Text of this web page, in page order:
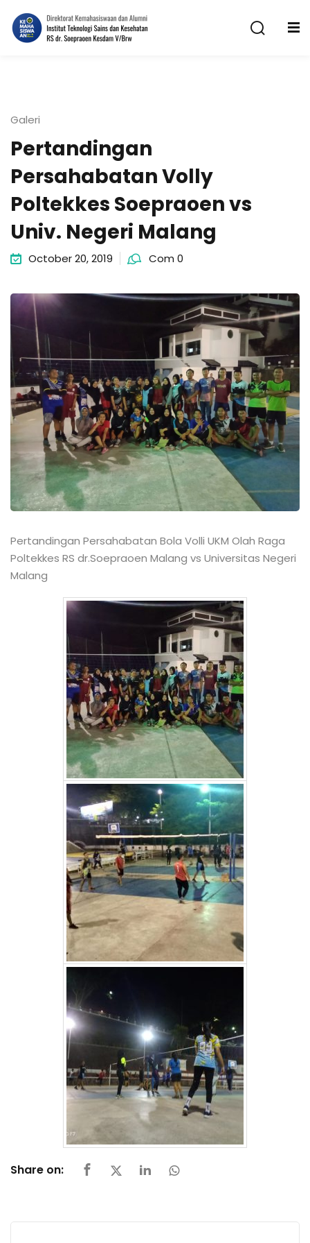
content
Galeri
Pertandingan
Persahabatan Volly
Poltekkes Soepraoen vs
Univ. Negeri Malang
October 20, 2019 Com 0
Pertandingan Persahabatan Bola Volli UKM Olah Raga
Poltekkes RS dr.Soepraoen Malang vs Universitas Negeri
Malang
Share on: